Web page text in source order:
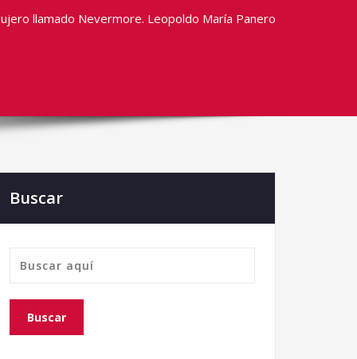
llamado Nevermore. Leopoldo María Panero
Buscar